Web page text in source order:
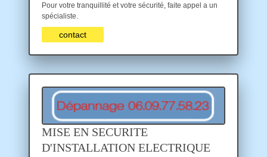
Pour votre tranquillité et votre sécurité, faite appel a un
spécialiste.
contact
MISE EN SECURITE
D'INSTALLATION ELECTRIQUE